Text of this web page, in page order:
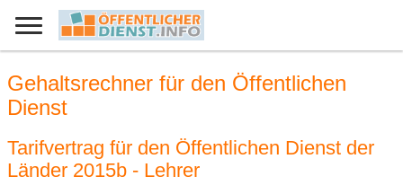
Gehaltsrechner für den Öffentlichen
Dienst
Tarifvertrag für den Öffentlichen Dienst der
Länder 2015b - Lehrer